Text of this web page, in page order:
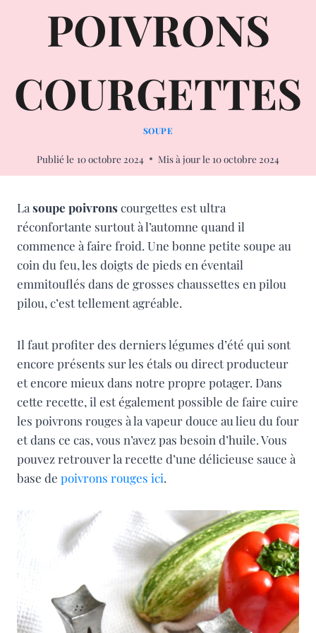
POIVRONS
COURGETTES
SOUPE
Publié le 10 octobre 2024 Mis à jour le 10 octobre 2024
La soupe poivronscourgettes est ultra
réconfortante surtout à l’automne quand il
commence à faire froid. Une bonne petite soupe au
coin du feu, les doigts de pieds en éventail
emmitouflés dans de grosses chaussettes en pilou
pilou, c’est tellement agréable.
Il faut profiter des derniers légumes d’été qui sont
encore présents sur les étals ou direct producteur
et encore mieux dans notre propre potager. Dans
cette recette, il est également possible de faire cuire
les poivrons rouges à la vapeur douce au lieu du four
et dans ce cas, vous n’avez pas besoin d’huile. Vous
pouvez retrouver la recette d’une délicieuse sauce à
base de poivrons rouges ici.